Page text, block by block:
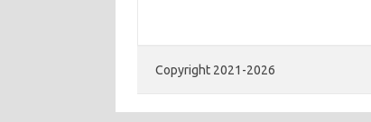
Copyright 2021-2026